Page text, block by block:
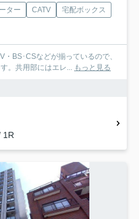
ター CATV
宅配ボックス
BS･CSなどが揃っているので、
。共用部にはエレ... もっと見る
1R